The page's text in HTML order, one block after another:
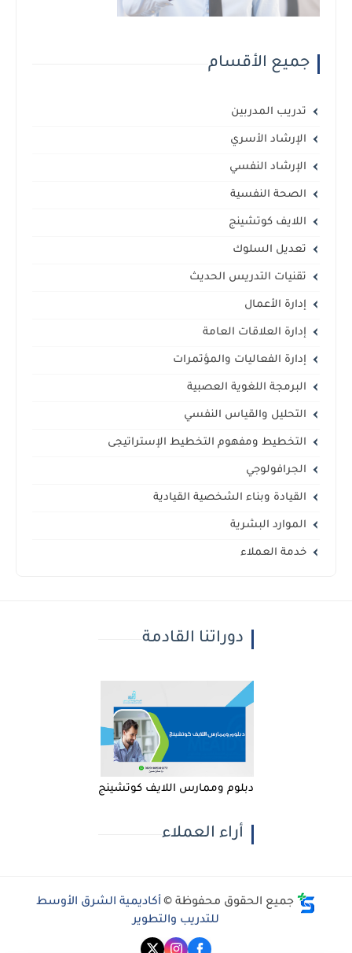
جميع الأقسام
تدريب المدربين
الإرشاد الأسري
الإرشاد النفسي
الصحة النفسية
اللايف كوتشينج
تعديل السلوك
تقنيات التدريس الحديث
إدارة الأعمال
إدارة العلاقات العامة
إدارة الفعاليات والمؤتمرات
البرمجة اللغوية العصبية
التحليل والقياس النفسي
التخطيط ومفهوم التخطيط الإستراتيجى
الجرافولوجي
القيادة وبناء الشخصية القيادية
الموارد البشرية
خدمة العملاء
دوراتنا القادمة
دبلوم وممارس اللايف كوتشينج
أراء العملاء
جميع الحقوق محفوظة © أكاديمية الشرق الأوسط
للتدريب والتطوير